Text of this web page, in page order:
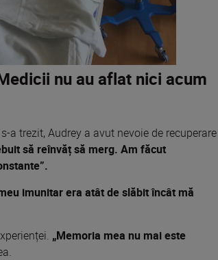
nu au aflat nici acum
a trezit, Audrey a avut nevoie de recuperare
să reînvăț să merg. Am făcut
imunitar era atât de slăbit încât mă
„Memoria mea nu mai este